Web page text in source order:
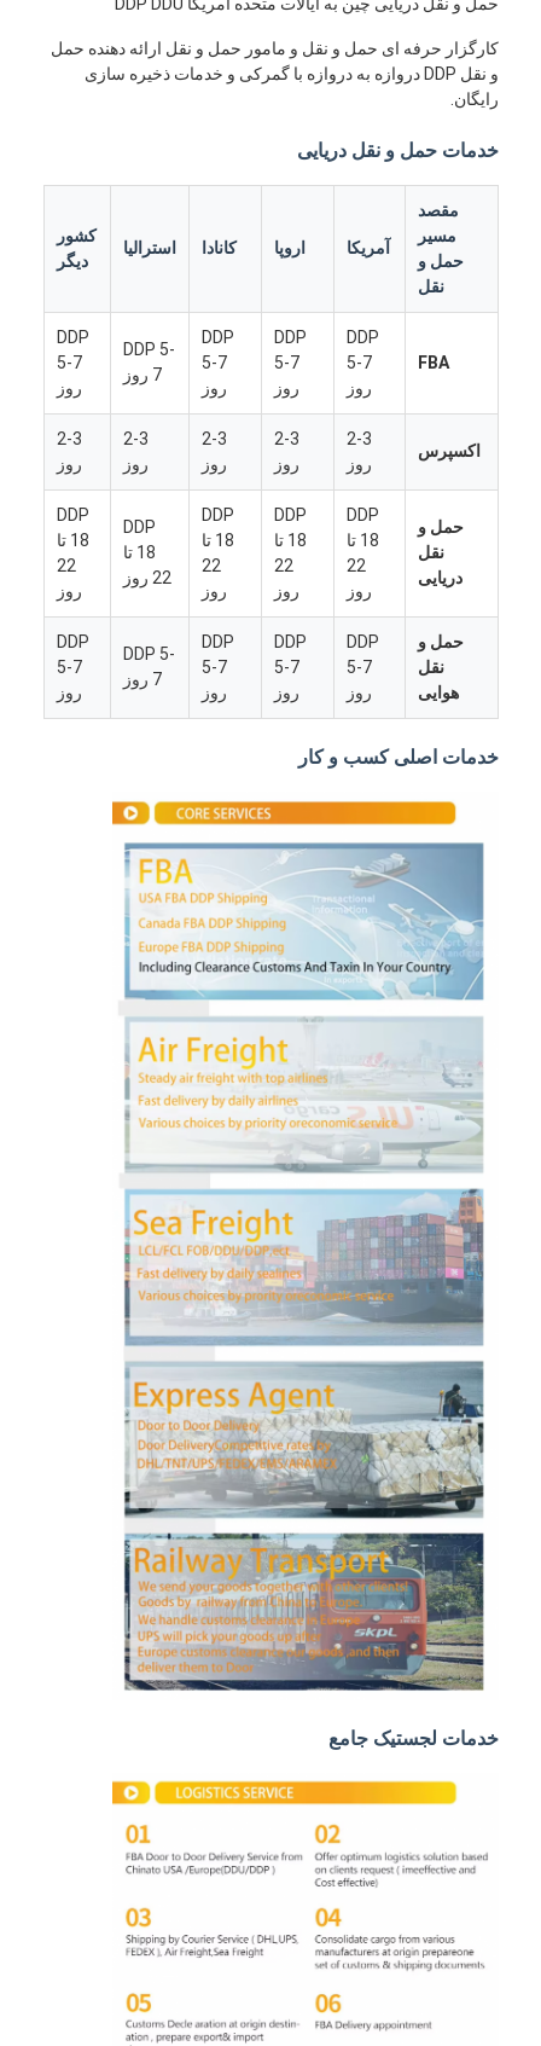
خانه
محصولات
دربارهی ما
کارخانه تور
تماس با ما
حالا حرف بزن
حمل و نقل بین المللی
حمل و نقل حمل و نقل هوایی
حمل و نقل دریایی
حمل و نقل DDP از چین
حمل و نقل اکسپرس
حمل و نقل ریلی
ارسال به آمازون
باربری کامیون
خدمات انبار
کارگزار حرفه ای حمل و نقل و مامور حمل و نقل ارائه دهنده حمل
و نقل DDP دروازه به دروازه با گمرکی و خدمات ذخیره سازی
رایگان.
خدمات حمل و نقل دریایی
مقصد
مسیر
حمل و
نقل
آمریکا اروپا کانادا استرالیا
کشور
دیگر
FBA
DDP
5-7
روز
DDP
5-7
روز
DDP
5-7
روز
DDP 5-
7 روز
DDP
5-7
روز
اکسپرس
2-3
روز
2-3
روز
2-3
روز
2-3
روز
2-3
روز
حمل و
نقل
دریایی
DDP
18 تا
22
روز
DDP
18 تا
22
روز
DDP
18 تا
22
روز
DDP
18 تا
22 روز
DDP
18 تا
22
روز
حمل و
نقل
هوایی
DDP
5-7
روز
DDP
5-7
روز
DDP
5-7
روز
DDP 5-
7 روز
DDP
5-7
روز
خدمات اصلی کسب و کار
خدمات لجستیک جامع